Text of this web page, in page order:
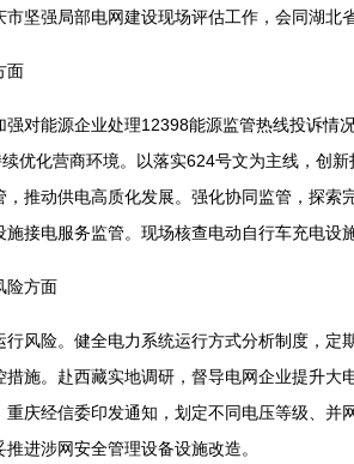
坚强局部电网建设现场评估工作，会同湖北
面
对能源企业处理12398能源监管热线投诉情
优化营商环境。以落实624号文为主线，创
推动供电高质化发展。强化协同监管，探索
接电服务监管。现场核查电动自行车充电设
险方面
风险。健全电力系统运行方式分析制度，
施。赴西藏实地调研，督导电网企业提升
庆经信委印发通知，划定不同电压等级、并
进涉网安全管理设备设施改造。